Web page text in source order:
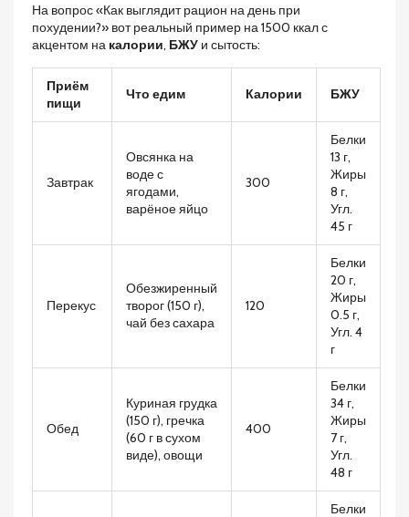
На вопрос «Как выглядит рацион на день при
похудении?» вот реальный пример на 1500 ккал с
акцентом на калории, БЖУ и сытость:
Приём
пищи
Что едим Калории БЖУ
Завтрак
Овсянка на
воде с
ягодами,
варёное яйцо
300
Белки
13 г,
Жиры
8 г,
Угл.
45 г
Перекус
Обезжиренный
творог (150 г),
чай без сахара
120
Белки
20 г,
Жиры
0.5 г,
Угл. 4
г
Обед
Куриная грудка
(150 г), гречка
(60 г в сухом
виде), овощи
400
Белки
34 г,
Жиры
7 г,
Угл.
48 г
Белки